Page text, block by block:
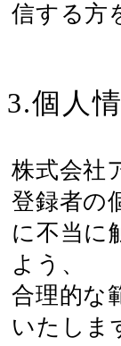
信する方
3.個人
株式会社
登録者の
に不当に
よう、
合理的な
いたしま